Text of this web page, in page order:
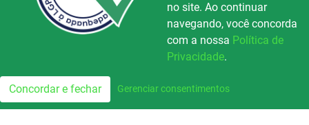
© Copyright 2022.LA+.
Todos os direitos reservados.
100.3
FM
no site. Ao continuar
navegando, você concorda
com a nossa Política de
Privacidade.
Concordar e fechar Gerenciar consentimentos